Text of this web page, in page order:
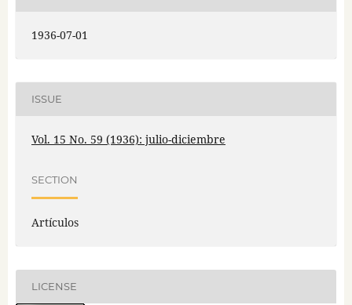
1936-07-01
ISSUE
Vol. 15 No. 59 (1936): julio-diciembre
SECTION
Artículos
LICENSE